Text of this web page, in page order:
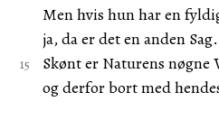
Men hvis hun har en
ja, da er det en anden Sag.
Skønt er Naturens nøgne
og derfor bort med